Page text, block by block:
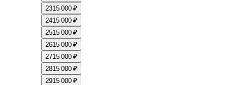
2315 000 ₽
2415 000 ₽
2515 000 ₽
2615 000 ₽
2715 000 ₽
2815 000 ₽
2915 000 ₽